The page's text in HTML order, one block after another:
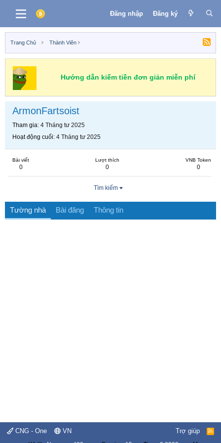
Đăng nhập Đăng ký
Trang Chủ Thành Viên
Hướng dẫn kiếm tiền đơn giản miễn phí
ArmonFartsoist
Tham gia 4 Tháng tư 2025
Hoạt động cuối 4 Tháng tư 2025
Bài viết
0
Lượt thích
0
VNB Token
0
Tìm kiếm
Tường nhà Bài đăng Thông tin
CNG - One VN Trợ giúp
R